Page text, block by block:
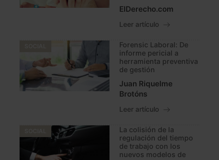
ElDerecho.com
Leer artículo
Forensic Laboral: De
informe pericial a
herramienta preventiva
de gestión
Juan Riquelme
Brotóns
Leer artículo
La colisión de la
regulación del tiempo
de trabajo con los
nuevos modelos de